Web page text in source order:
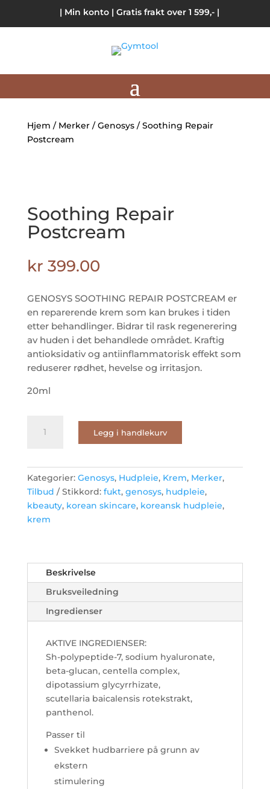
| Min konto| Gratis frakt over 1 599,- |
Hjem / Merker/Genosys/ Soothing Repair
Postcream
Soothing Repair
Postcream
kr 399.00
GENOSYS SOOTHING REPAIR POSTCREAM er
en reparerende krem som kan brukes i tiden
etter behandlinger. Bidrar til rask regenerering
av huden i det behandlede området. Kraftig
antioksidativ og antiinflammatorisk effekt som
reduserer rødhet, hevelse og irritasjon.
20ml
Repair
Legg i handlekurv
Kategorier: Genosys, Hudpleie, Krem, Merker,
Tilbud
Stikkord: fukt, genosys, hudpleie,
kbeauty, korean skincare, koreansk hudpleie,
krem
Beskrivelse
Bruksveiledning
Ingredienser
AKTIVE INGREDIENSER:
Sh-polypeptide-7, sodium hyaluronate,
beta-glucan, centella complex,
dipotassium glycyrrhizate,
scutellaria baicalensis rotekstrakt,
panthenol.
Passer til
Svekket hudbarriere på grunn av
ekstern
stimulering